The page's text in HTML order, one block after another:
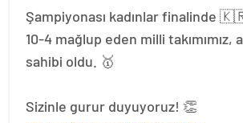
Şampiyonası kadınlar finalinde
10-4 mağlup eden milli takımımız,
sahibi oldu. 🥇
Sizinle gurur duyuyoruz! 👏